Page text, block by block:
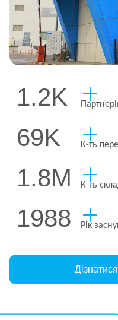
1.2K
70K К-ть
1.8M К-ть
2001 Рік